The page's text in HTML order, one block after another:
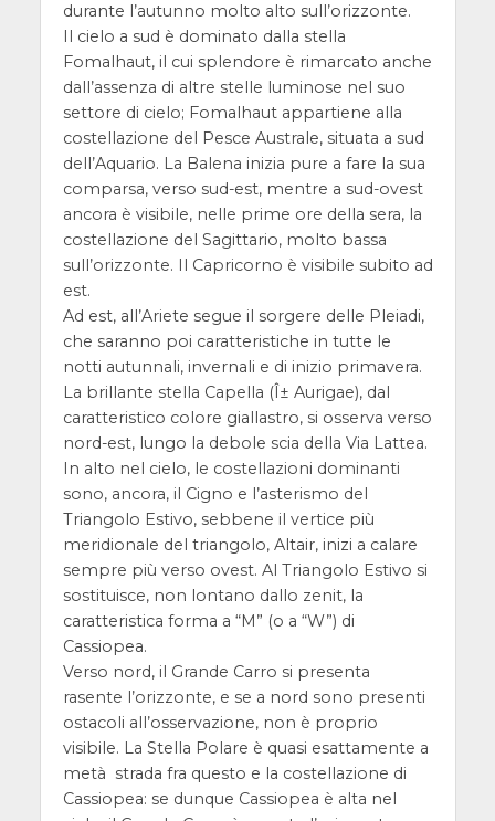
durante l’autunno molto alto sull’orizzonte.
Il cielo a sud è dominato dalla stella
Fomalhaut, il cui splendore è rimarcato anche
dall’assenza di altre stelle luminose nel suo
settore di cielo; Fomalhaut appartiene alla
costellazione del Pesce Australe, situata a sud
dell’Aquario. La Balena inizia pure a fare la sua
comparsa, verso sud-est, mentre a sud-ovest
ancora è visibile, nelle prime ore della sera, la
costellazione del Sagittario, molto bassa
sull’orizzonte. Il Capricorno è visibile subito ad
est.
Ad est, all’Ariete segue il sorgere delle Pleiadi,
che saranno poi caratteristiche in tutte le
notti autunnali, invernali e di inizio primavera.
La brillante stella Capella (Î± Aurigae), dal
caratteristico colore giallastro, si osserva verso
nord-est, lungo la debole scia della Via Lattea.
In alto nel cielo, le costellazioni dominanti
sono, ancora, il Cigno e l’asterismo del
Triangolo Estivo, sebbene il vertice più
meridionale del triangolo, Altair, inizi a calare
sempre più verso ovest. Al Triangolo Estivo si
sostituisce, non lontano dallo zenit, la
caratteristica forma a “M” (o a “W”) di
Cassiopea.
Verso nord, il Grande Carro si presenta
rasente l’orizzonte, e se a nord sono presenti
ostacoli all’osservazione, non è proprio
visibile. La Stella Polare è quasi esattamente a
metà strada fra questo e la costellazione di
Cassiopea: se dunque Cassiopea è alta nel